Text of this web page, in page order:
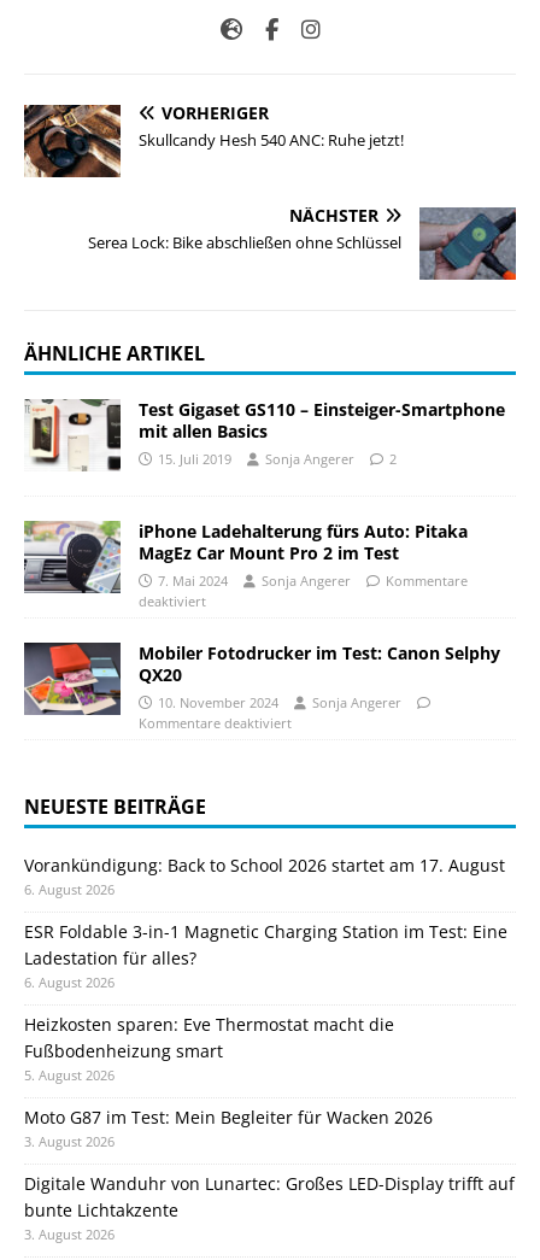
VORHERIGER
Skullcandy Hesh 540 ANC: Ruhe jetzt!
NÄCHSTER
Serea Lock: Bike abschließen ohne Schlüssel
ÄHNLICHE ARTIKEL
Test Gigaset GS110 – Einsteiger-Smartphone
mit allen Basics
15. Juli 2019 Sonja Angerer 2
iPhone Ladehalterung fürs Auto: Pitaka
MagEz Car Mount Pro 2 im Test
7. Mai 2024 Sonja Angerer
Kommentare
deaktiviert
Mobiler Fotodrucker im Test: Canon Selphy
QX20
10. November 2024
Sonja Angerer
Kommentare deaktiviert
NEUESTE BEITRÄGE
Vorankündigung: Back to School 2026 startet am 17. August
6. August 2026
ESR Foldable 3-in-1 Magnetic Charging Station im Test: Eine
Ladestation für alles?
6. August 2026
Heizkosten sparen: Eve Thermostat macht die
Fußbodenheizung smart
5. August 2026
Moto G87 im Test: Mein Begleiter für Wacken 2026
3. August 2026
Digitale Wanduhr von Lunartec: Großes LED-Display trifft auf
bunte Lichtakzente
3. August 2026